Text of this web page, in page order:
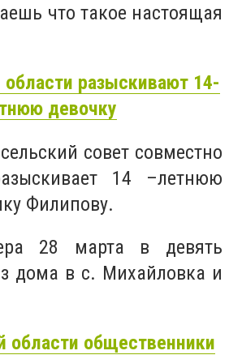
что такое настоящая
разыскивают 14-
девочку
совет совместно
14 –летнюю
Филипову.
28 марта в девять
дома в с. Михайловка и
области общественники